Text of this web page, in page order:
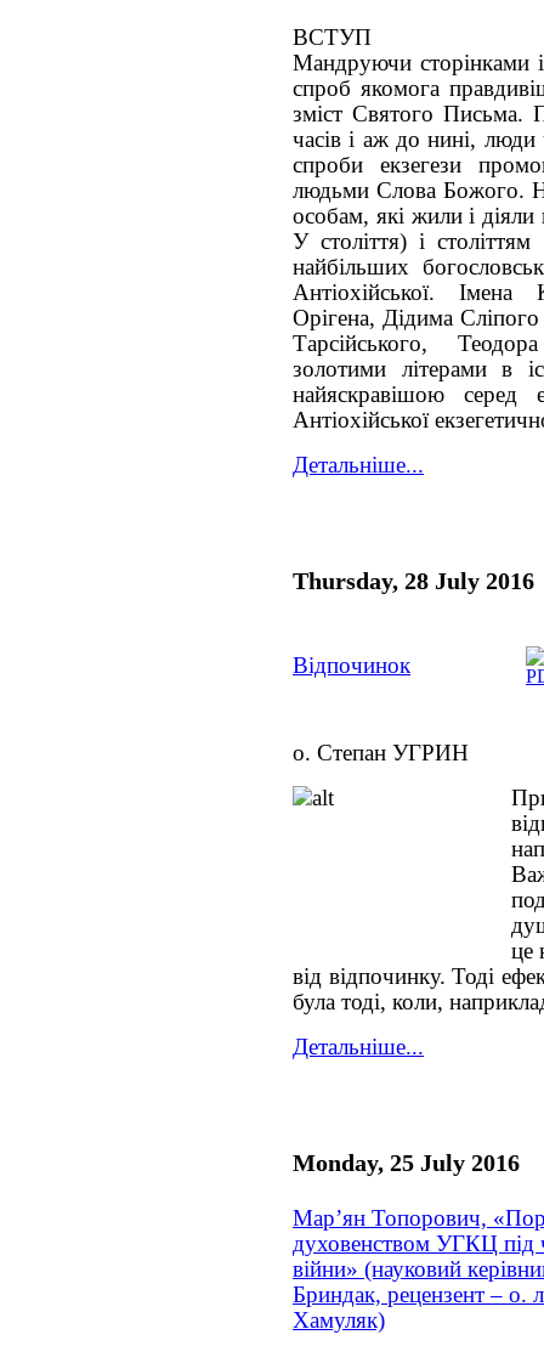
ВСТУП
Мандруючи сторінками
спроб якомога
зміст Святого Письма.
часів і аж до нині,
спроби екзегези
людьми Слова Божого.
особам, які жили і
У століття) і
найбільших
Антіохійської. Імена
Орігена, Дідима
Тарсійського,
золотими літерами в
найяскравішою серед
Антіохійської
Детальніше...
Thursday, 28 July 2016
Відпочинок
о. Степан УГРИН
це
від відпочинку. Тоді
була тоді, коли,
Детальніше...
Monday, 25 July 2016
Мар’ян Топорович,
духовенством УГКЦ під
війни» (науковий
Бриндак, рецензент – о.
Хамуляк)